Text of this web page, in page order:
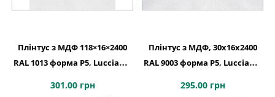
Плінтус з МДФ 118×16×2400
RAL 1013 форма P5, Lucciano,
301.00 грн
Плінтус з МДФ, 30x16x2400
RAL 9003 форма P5, Lucciano,
295.00 грн